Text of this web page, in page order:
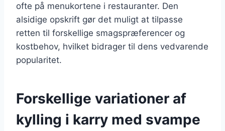
ofte på menukortene i restauranter. Den
alsidige opskrift gør det muligt at tilpasse
retten til forskellige smagspræferencer og
kostbehov, hvilket bidrager til dens vedvarende
popularitet.
Forskellige variationer af
kylling i karry med svampe